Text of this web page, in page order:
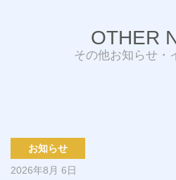
OTHER
その他お知らせ・
お知らせ
2026年8月 6日